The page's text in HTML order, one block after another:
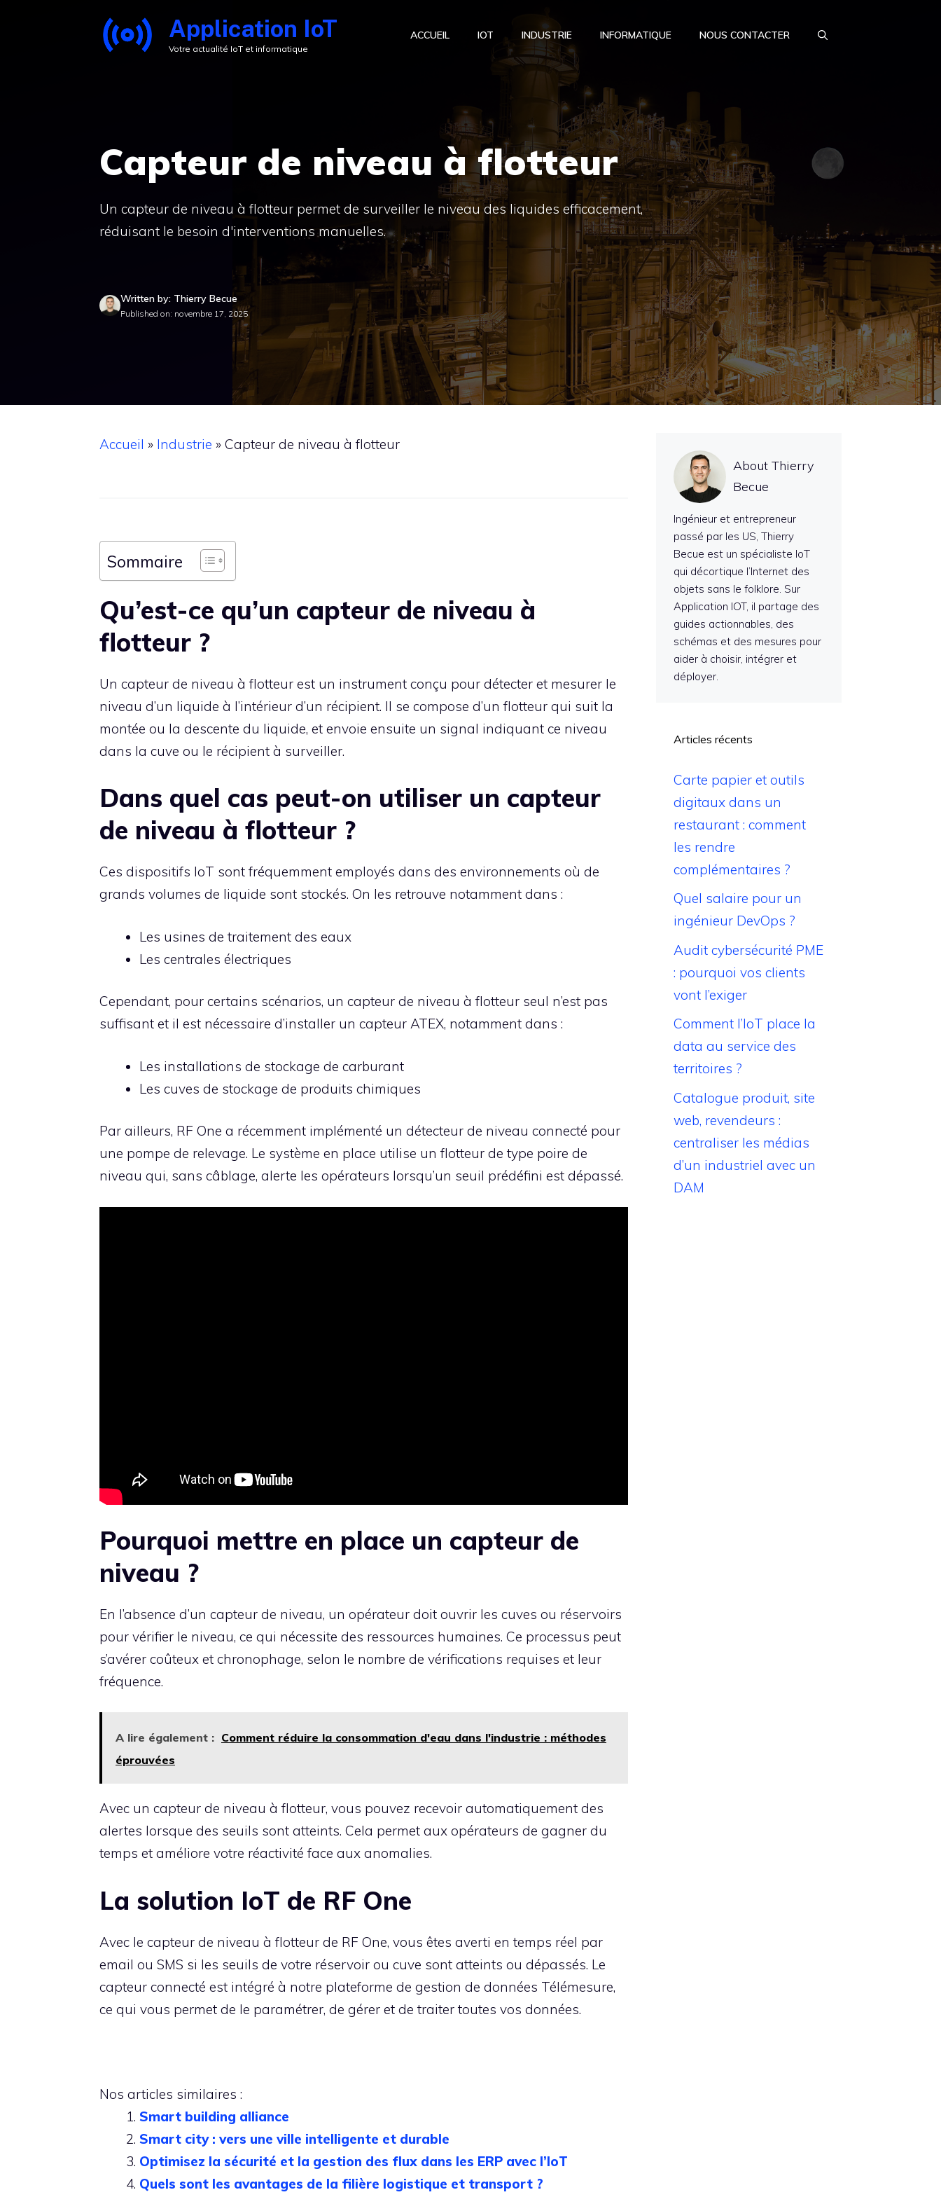
Application IoT
Votre actualité IoT et informatique
ACCUEIL IOT INDUSTRIE INFORMATIQUE NOUS CONTACTER
Capteur de niveau à flotteur
Un capteur de niveau à flotteur permet de surveiller le niveau des liquides efficacement,
réduisant le besoin d'interventions manuelles.
Written by: Thierry Becue
Published on: novembre 17, 2025
Accueil » Industrie » Capteur de niveau à flotteur
Sommaire
Qu’est-ce qu’un capteur de niveau à
flotteur ?
Un capteur de niveau à flotteur est un instrument conçu pour détecter et mesurer le
niveau d’un liquide à l’intérieur d’un récipient. Il se compose d’un flotteur qui suit la
montée ou la descente du liquide, et envoie ensuite un signal indiquant ce niveau
dans la cuve ou le récipient à surveiller.
Dans quel cas peut-on utiliser un capteur
de niveau à flotteur ?
Ces dispositifs IoT sont fréquemment employés dans des environnements où de
grands volumes de liquide sont stockés. On les retrouve notamment dans :
Les usines de traitement des eaux
Les centrales électriques
Cependant, pour certains scénarios, un capteur de niveau à flotteur seul n’est pas
suffisant et il est nécessaire d’installer un capteur ATEX, notamment dans :
Les installations de stockage de carburant
Les cuves de stockage de produits chimiques
Par ailleurs, RF One a récemment implémenté un détecteur de niveau connecté pour
une pompe de relevage. Le système en place utilise un flotteur de type poire de
niveau qui, sans câblage, alerte les opérateurs lorsqu’un seuil prédéfini est dépassé.
Pourquoi mettre en place un capteur de
niveau ?
En l’absence d’un capteur de niveau, un opérateur doit ouvrir les cuves ou réservoirs
pour vérifier le niveau, ce qui nécessite des ressources humaines. Ce processus peut
s’avérer coûteux et chronophage, selon le nombre de vérifications requises et leur
fréquence.
A lire également : Comment réduire la consommation d'eau dans l'industrie : méthodes
éprouvées
Avec un capteur de niveau à flotteur, vous pouvez recevoir automatiquement des
alertes lorsque des seuils sont atteints. Cela permet aux opérateurs de gagner du
temps et améliore votre réactivité face aux anomalies.
La solution IoT de RF One
Avec le capteur de niveau à flotteur de RF One, vous êtes averti en temps réel par
email ou SMS si les seuils de votre réservoir ou cuve sont atteints ou dépassés. Le
capteur connecté est intégré à notre plateforme de gestion de données Télémesure,
ce qui vous permet de le paramétrer, de gérer et de traiter toutes vos données.
Nos articles similaires :
Smart building alliance
Smart city : vers une ville intelligente et durable
Optimisez la sécurité et la gestion des flux dans les ERP avec l’IoT
Quels sont les avantages de la filière logistique et transport ?
About Thierry
Becue
Ingénieur et entrepreneur
passé par les US, Thierry
Becue est un spécialiste IoT
qui décortique l’Internet des
objets sans le folklore. Sur
Application IOT, il partage des
guides actionnables, des
schémas et des mesures pour
aider à choisir, intégrer et
déployer.
Articles récents
Carte papier et outils
digitaux dans un
restaurant : comment
les rendre
complémentaires ?
Quel salaire pour un
ingénieur DevOps ?
Audit cybersécurité PME
: pourquoi vos clients
vont l’exiger
Comment l’IoT place la
data au service des
territoires ?
Catalogue produit, site
web, revendeurs :
centraliser les médias
d’un industriel avec un
DAM